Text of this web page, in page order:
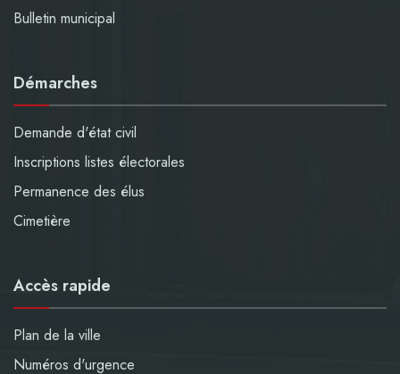
Bulletin municipal
Démarches
Demande d'état civil
Inscriptions listes électorales
Permanence des élus
Cimetière
Accès rapide
Plan de la ville
Numéros d'urgence